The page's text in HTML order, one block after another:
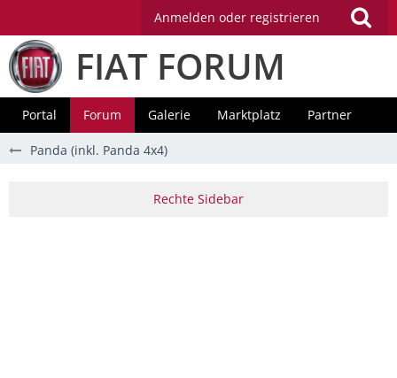
Anmelden oder registrieren
FIAT FORUM
Portal Forum Galerie Marktplatz Partner
Panda (inkl. Panda 4x4)